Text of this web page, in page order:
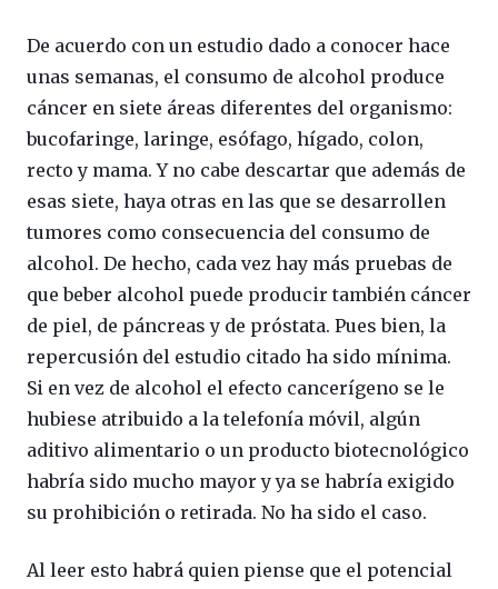
De acuerdo con un estudio dado a conocer hace
unas semanas, el consumo de alcohol produce
cáncer en siete áreas diferentes del organismo:
bucofaringe, laringe, esófago, hígado, colon,
recto y mama. Y no cabe descartar que además de
esas siete, haya otras en las que se desarrollen
tumores como consecuencia del consumo de
alcohol. De hecho, cada vez hay más pruebas de
que beber alcohol puede producir también cáncer
de piel, de páncreas y de próstata. Pues bien, la
repercusión del estudio citado ha sido mínima.
Si en vez de alcohol el efecto cancerígeno se le
hubiese atribuido a la telefonía móvil, algún
aditivo alimentario o un producto biotecnológico
habría sido mucho mayor y ya se habría exigido
su prohibición o retirada. No ha sido el caso.
Al leer esto habrá quien piense que el potencial